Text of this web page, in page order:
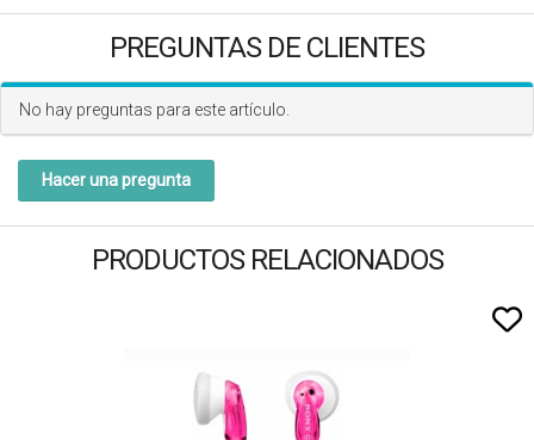
PREGUNTAS DE CLIENTES
No hay preguntas para este artículo.
Hacer una pregunta
PRODUCTOS RELACIONADOS